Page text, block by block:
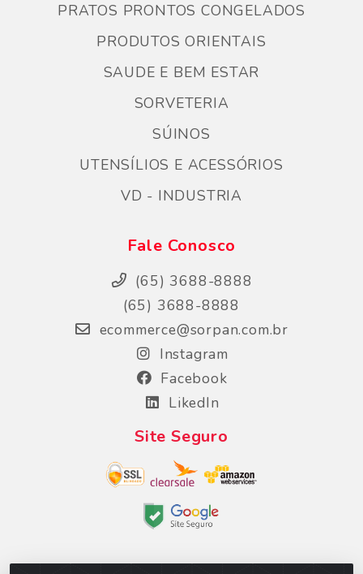
PRATOS PRONTOS CONGELADOS
PRODUTOS ORIENTAIS
SAUDE E BEM ESTAR
SORVETERIA
SÚINOS
UTENSÍLIOS E ACESSÓRIOS
VD - INDUSTRIA
Fale Conosco
(65) 3688-8888
(65) 3688-8888
ecommerce@sorpan.com.br
Instagram
Facebook
LikedIn
Site Seguro